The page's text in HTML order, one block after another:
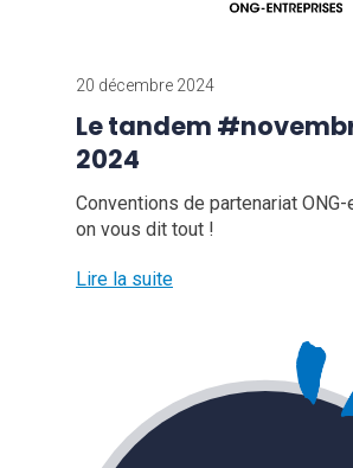
20 décembre 2024
Le tandem
2024
Conventions de partenariat
on vous dit tout !
Lire la suite